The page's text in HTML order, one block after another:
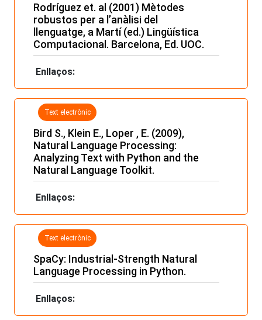
Rodríguez et. al (2001) Mètodes
robustos per a l’anàlisi del
llenguatge, a Martí (ed.) Lingüística
Computacional. Barcelona, Ed. UOC.
Enllaços:
Text electrònic
Bird S., Klein E., Loper , E. (2009),
Natural Language Processing:
Analyzing Text with Python and the
Natural Language Toolkit.
Enllaços:
Text electrònic
SpaCy: Industrial-Strength Natural
Language Processing in Python.
Enllaços: